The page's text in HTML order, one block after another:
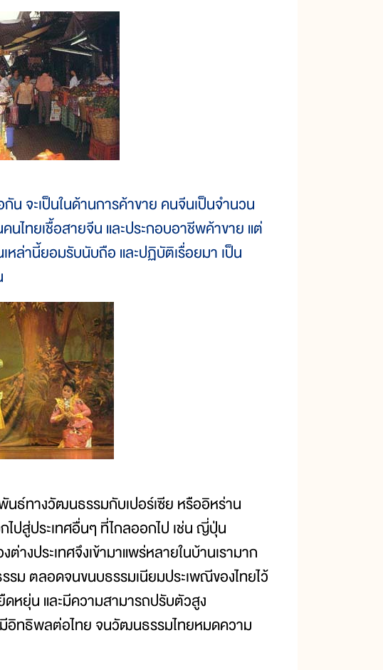
น จะเป็นในด้านการค้าขาย คนจีนเป็นจำนวน
นไทยเชื้อสายจีน และประกอบอาชีพค้าขาย แต่
ล่านี้ยอมรับนับถือ และปฏิบัติเรื่อยมา เป็น
นธ์ทางวัฒนธรรมกับเปอร์เซีย หรืออิหร่าน
ปสู่ประเทศอื่นๆ ที่ไกลออกไป เช่น ญี่ปุ่น
างประเทศจึงเข้ามาแพร่หลายในบ้านเรามาก
ม ตลอดจนขนบธรรมเนียมประเพณีของไทยไว้
หยุ่น และมีความสามารถปรับตัวสูง
อิทธิพลต่อไทย จนวัฒนธรรมไทยหมดความ